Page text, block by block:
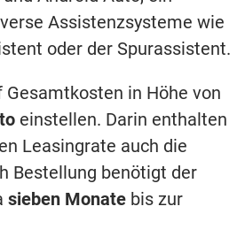
Assistenzsysteme wie
oder der Spurassistent.
Gesamtkosten in Höhe von
einstellen. Darin enthalten
Leasingrate auch die
Bestellung benötigt der
sieben Monate bis zur